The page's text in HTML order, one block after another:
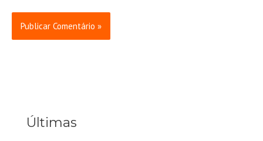
Últimas